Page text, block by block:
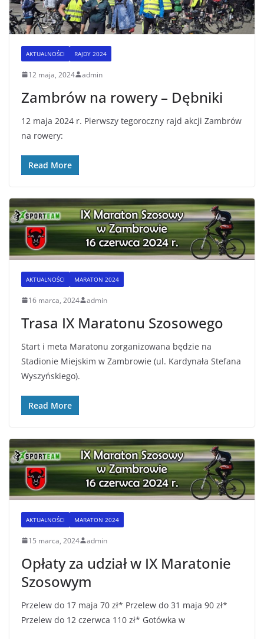
AKTUALNOŚCI RAJDY 2024
12 maja, 2024 admin
Zambrów na rowery – Dębniki
12 maja 2024 r. Pierwszy tegoroczny rajd akcji Zambrów
na rowery:
Read More
AKTUALNOŚCI MARATON 2024
16 marca, 2024 admin
Trasa IX Maratonu Szosowego
Start i meta Maratonu zorganizowana będzie na
Stadionie Miejskim w Zambrowie (ul. Kardynała Stefana
Wyszyńskiego).
Read More
AKTUALNOŚCI MARATON 2024
15 marca, 2024 admin
Opłaty za udział w IX Maratonie
Szosowym
Przelew do 17 maja 70 zł* Przelew do 31 maja 90 zł*
Przelew do 12 czerwca 110 zł* Gotówka w